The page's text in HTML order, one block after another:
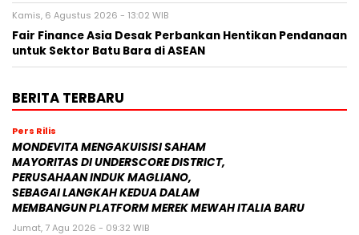
Kamis, 6 Agustus 2026 - 13:02 WIB
Fair Finance Asia Desak Perbankan Hentikan Pendanaan
untuk Sektor Batu Bara di ASEAN
BERITA TERBARU
Pers Rilis
MONDEVITA MENGAKUISISI SAHAM
MAYORITAS DI UNDERSCORE DISTRICT,
PERUSAHAAN INDUK MAGLIANO,
SEBAGAI LANGKAH KEDUA DALAM
MEMBANGUN PLATFORM MEREK MEWAH ITALIA BARU
Jumat, 7 Agu 2026 - 09:32 WIB